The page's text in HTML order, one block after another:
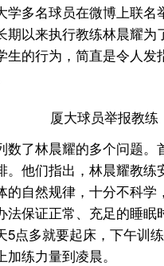
学多名球员在微博上联名
期以来执行教练林晨耀为
生的行为，简直是令人发
厦大球员举报教练
数了林晨耀的多个问题。
。他们指出，林晨耀教练
的自然规律，十分不科学
法保证正常、充足的睡眠
5点多就要起床，下午训
练力量到凌晨。